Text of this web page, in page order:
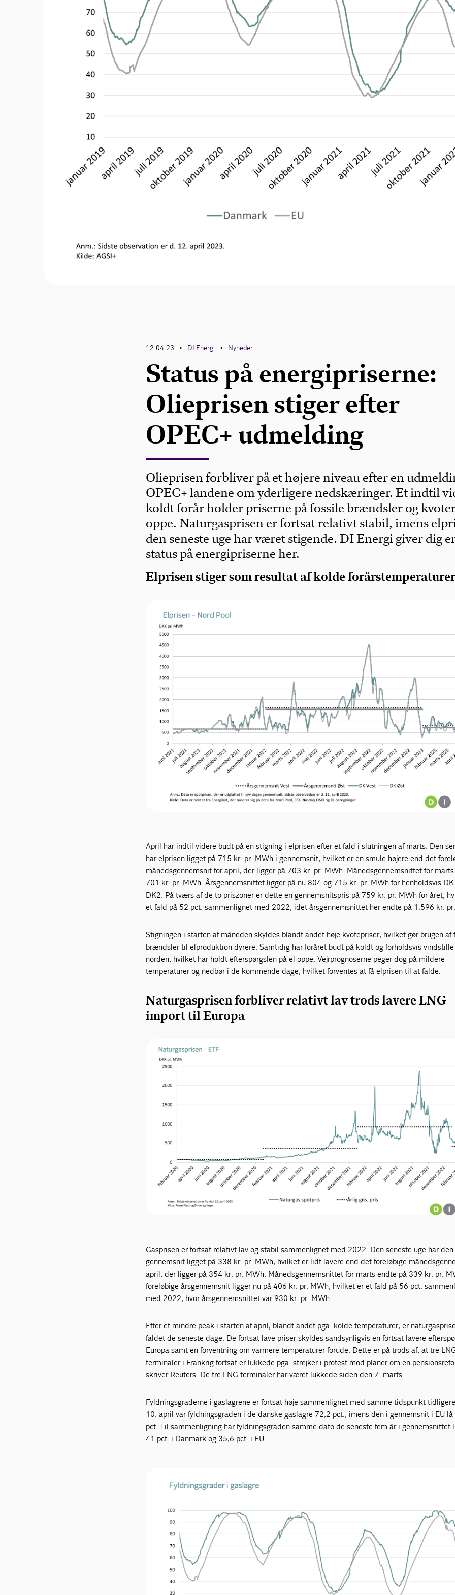
12.04.23 • DI Energi • Nyheder
Status på energipriserne:
Olieprisen stiger efter
OPEC+ udmelding
Olieprisen forbliver på et højere niveau efter en
OPEC+ landene om yderligere nedskæringer. Et indtil
koldt forår holder priserne på fossile brændsler og
oppe. Naturgasprisen er fortsat relativt stabil, imens
den seneste uge har været stigende. DI Energi giver dig
status på energipriserne her.
Elprisen stiger som resultat af kolde
April har indtil videre budt på en stigning i elprisen efter et fald i slutningen af marts. Den
har elprisen ligget på 715 kr. pr. MWh i gennemsnit, hvilket er en smule højere end det
månedsgennemsnit for april, der ligger på 703 kr. pr. MWh. Månedsgennemsnittet for
701 kr. pr. MWh. Årsgennemsnittet ligger på nu 804 og 715 kr. pr. MWh for henholdsvis
DK2. På tværs af de to priszoner er dette en gennemsnitspris på 759 kr. pr. MWh for året,
et fald på 52 pct. sammenlignet med 2022, idet årsgennemsnittet her endte på 1.596 kr.
Stigningen i starten af måneden skyldes blandt andet høje kvotepriser, hvilket gør brugen af
brændsler til elproduktion dyrere. Samtidig har foråret budt på koldt og forholdsvis vindstille
norden, hvilket har holdt efterspørgslen på el oppe. Vejrprognoserne peger dog på mildere
temperaturer og nedbør i de kommende dage, hvilket forventes at få elprisen til at falde.
Naturgasprisen forbliver relativt lav trods lavere LNG
import til Europa
Gasprisen er fortsat relativt lav og stabil sammenlignet med 2022. Den seneste uge har den
gennemsnit ligget på 338 kr. pr. MWh, hvilket er lidt lavere end det foreløbige
april, der ligger på 354 kr. pr. MWh. Månedsgennemsnittet for marts endte på 339 kr. pr.
foreløbige årsgennemsnit ligger nu på 406 kr. pr. MWh, hvilket er et fald på 56 pct.
med 2022, hvor årsgennemsnittet var 930 kr. pr. MWh.
Efter et mindre peak i starten af april, blandt andet pga. kolde temperaturer, er
faldet de seneste dage. De fortsat lave priser skyldes sandsynligvis en fortsat lavere
Europa samt en forventning om varmere temperaturer forude. Dette er på trods af, at tre
terminaler i Frankrig fortsat er lukkede pga. strejker i protest mod planer om en
skriver Reuters. De tre LNG terminaler har været lukkede siden den 7. marts.
Fyldningsgraderne i gaslagrene er fortsat høje sammenlignet med samme tidspunkt
10. april var fyldningsgraden i de danske gaslagre 72,2 pct., imens den i gennemsnit i EU
pct. Til sammenligning har fyldningsgraden samme dato de seneste fem år i gennemsnittet
41 pct. i Danmark og 35,6 pct. i EU.